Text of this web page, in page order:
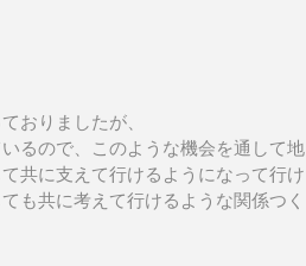
おりましたが、
るので、このような機会を通して地
共に支えて行けるようになって行け
も共に考えて行けるような関係つく